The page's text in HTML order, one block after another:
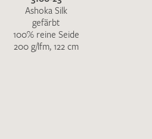
Ashoka Silk
gefärbt
100% reine Seide
200 g/lfm, 122 cm